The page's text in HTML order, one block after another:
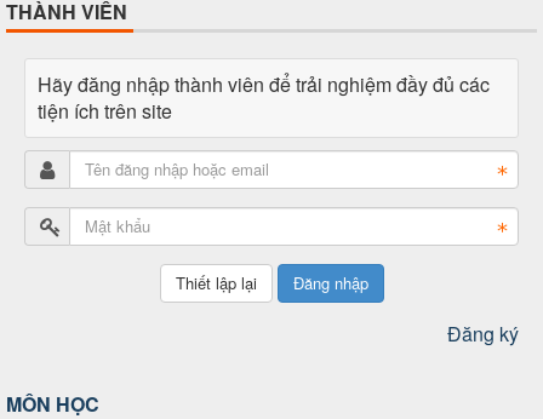
THÀNH VIÊN
Hãy đăng nhập thành viên để trải nghiệm đầy đủ các
tiện ích trên site
Đăng nhập
Đăng ký
MÔN HỌC